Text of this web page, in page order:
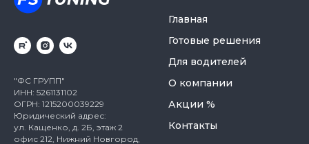
"ФС ГРУПП"
ИНН: 5261131102
ОГРН: 1215200039229
Юридический адрес:
ул. Кащенко, д. 2Б, этаж 2
офис 212, Нижний Новгород,
Главная
Готовые решения
Для водителей
О компании
Акции %
Контакты